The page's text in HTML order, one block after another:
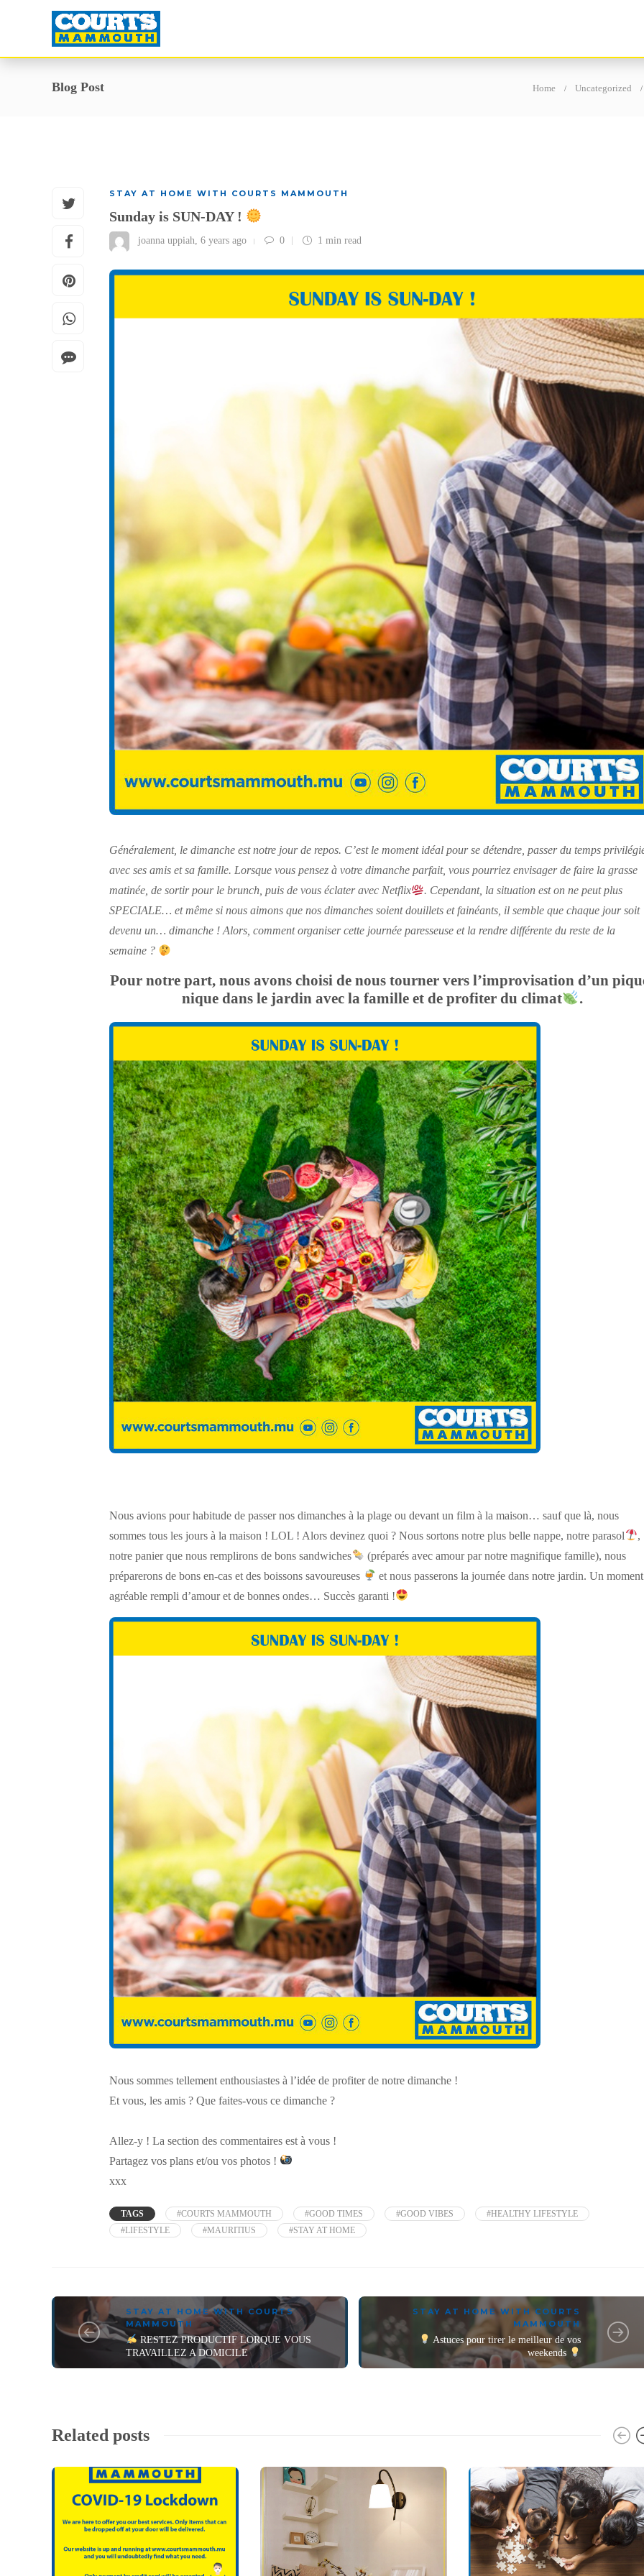
Blog Post Home Uncategorized
STAY AT HOME WITH COURTS MAMMOUTH
Sunday is SUN-DAY !
joanna uppiah, 6 years ago 0 1 min read
Généralement, le dimanche est notre jour de repos. C’est le moment idéal pour se détendre, passer du temps
avec ses amis et sa famille. Lorsque vous pensez à votre dimanche parfait, vous pourriez envisager de faire la grasse
matinée, de sortir pour le brunch, puis de vous éclater avec Netflix
. Cependant, la situation est on ne peut plus
SPECIALE… et même si nous aimons que nos dimanches soient douillets et fainéants, il semble que chaque jour soit
devenu un… dimanche ! Alors, comment organiser cette journée paresseuse et la rendre différente du reste de la
semaine ?
Pour notre part, nous avons choisi de nous tourner vers l’improvisation d’un
nique dans le jardin avec la famille et de profiter du climat
.
Nous avions pour habitude de passer nos dimanches à la plage ou devant un film à la maison… sauf que là, nous
sommes tous les jours à la maison ! LOL ! Alors devinez quoi ? Nous sortons notre plus belle nappe, notre parasol
,
notre panier que nous remplirons de bons sandwiches
(préparés avec amour par notre magnifique famille), nous
préparerons de bons en-cas et des boissons savoureuses
et nous passerons la journée dans notre jardin. Un moment
agréable rempli d’amour et de bonnes ondes… Succès garanti !
Nous sommes tellement enthousiastes à l’idée de profiter de notre dimanche !
Et vous, les amis ? Que faites-vous ce dimanche ?
Allez-y ! La section des commentaires est à vous !
Partagez vos plans et/ou vos photos !
xxx
TAGS #COURTS MAMMOUTH #GOOD TIMES #GOOD VIBES
#HEALTHY LIFESTYLE
#LIFESTYLE
#MAURITIUS #STAY AT HOME
STAY AT HOME WITH COURTS
MAMMOUTH
RESTEZ PRODUCTIF LORQUE VOUS
TRAVAILLEZ A DOMICILE
STAY AT HOME WITH COURTS
MAMMOUTH
Astuces pour tirer le meilleur de vos
weekends
Related posts